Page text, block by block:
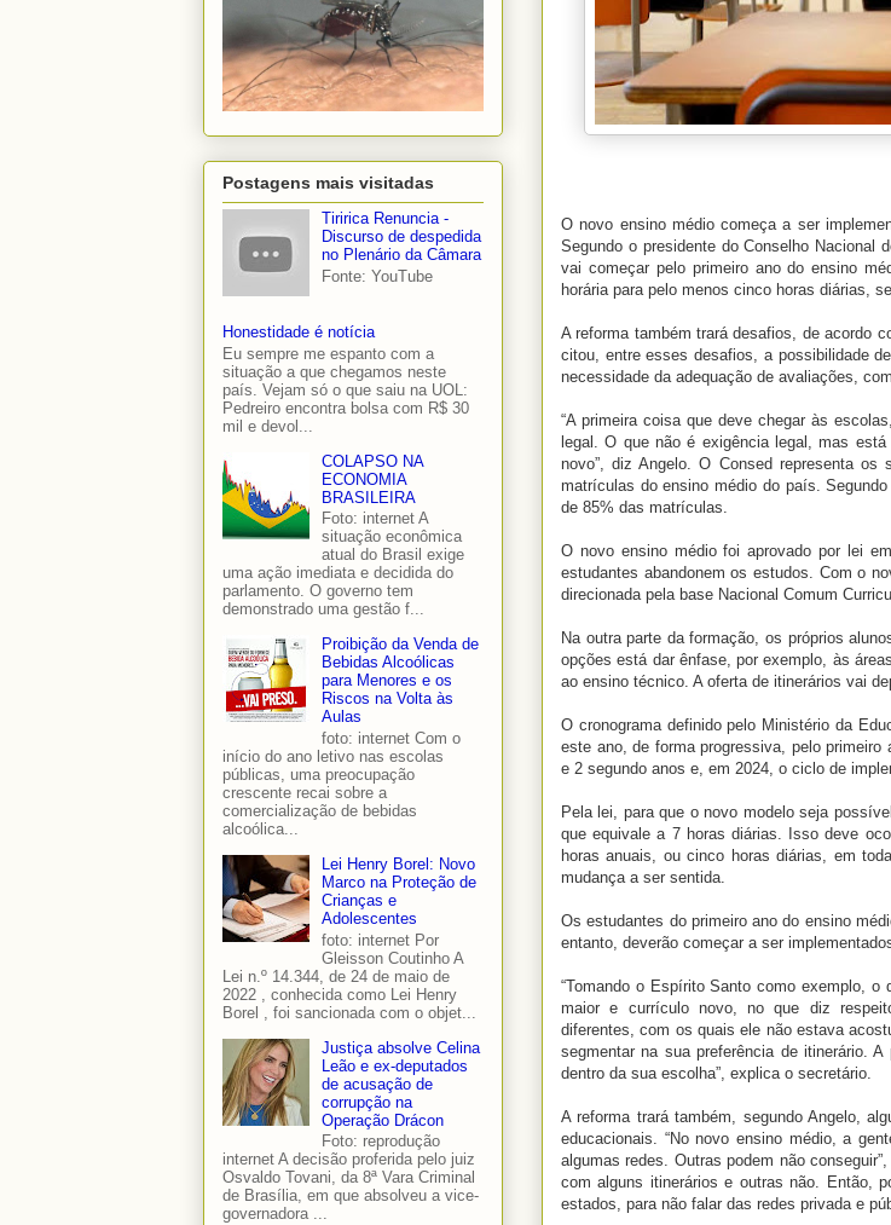
O novo ensino médio começa a ser
Segundo o presidente do Conselho Nacional
vai começar pelo primeiro ano do ensino
horária para pelo menos cinco horas diárias,
A reforma também trará desafios, de acordo
citou, entre esses desafios, a possibilidade
necessidade da adequação de avaliações,
“A primeira coisa que deve chegar às
legal. O que não é exigência legal, mas
novo”, diz Angelo. O Consed representa os
matrículas do ensino médio do país.
de 85% das matrículas.
O novo ensino médio foi aprovado por lei
estudantes abandonem os estudos. Com o
direcionada pela base Nacional Comum
Na outra parte da formação, os próprios
opções está dar ênfase, por exemplo, às
ao ensino técnico. A oferta de itinerários vai
O cronograma definido pelo Ministério da
este ano, de forma progressiva, pelo
e 2 segundo anos e, em 2024, o ciclo de
Pela lei, para que o novo modelo seja
que equivale a 7 horas diárias. Isso deve
horas anuais, ou cinco horas diárias, em
mudança a ser sentida.
Os estudantes do primeiro ano do ensino
entanto, deverão começar a ser
“Tomando o Espírito Santo como exemplo,
maior e currículo novo, no que diz
diferentes, com os quais ele não estava
segmentar na sua preferência de itinerário.
dentro da sua escolha”, explica o secretário.
A reforma trará também, segundo Angelo,
educacionais. “No novo ensino médio, a
algumas redes. Outras podem não
com alguns itinerários e outras não. Então,
estados, para não falar das redes privada e
Postagens mais visitadas
Tiririca Renuncia -
Discurso de despedida
no Plenário da Câmara
Fonte: YouTube
Honestidade é notícia
Eu sempre me espanto com a
situação a que chegamos neste
país. Vejam só o que saiu na UOL:
Pedreiro encontra bolsa com R$ 30
mil e devol...
COLAPSO NA
ECONOMIA
BRASILEIRA
Foto: internet A
situação econômica
atual do Brasil exige
uma ação imediata e decidida do
parlamento. O governo tem
demonstrado uma gestão f...
Proibição da Venda de
Bebidas Alcoólicas
para Menores e os
Riscos na Volta às
Aulas
foto: internet Com o
início do ano letivo nas escolas
públicas, uma preocupação
crescente recai sobre a
comercialização de bebidas
alcoólica...
Lei Henry Borel: Novo
Marco na Proteção de
Crianças e
Adolescentes
foto: internet Por
Gleisson Coutinho A
Lei n.º 14.344, de 24 de maio de
2022 , conhecida como Lei Henry
Borel , foi sancionada com o objet...
Justiça absolve Celina
Leão e ex-deputados
de acusação de
corrupção na
Operação Drácon
Foto: reprodução
internet A decisão proferida pelo juiz
Osvaldo Tovani, da 8ª Vara Criminal
de Brasília, em que absolveu a vice-
governadora ...